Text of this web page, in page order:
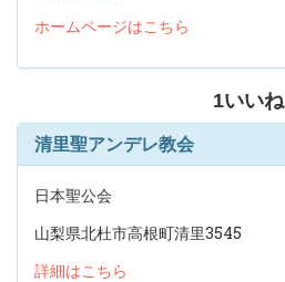
ホームページはこちら
1いいね
清里聖アンデレ教会
日本聖公会
山梨県北杜市高根町清里3545
詳細はこちら